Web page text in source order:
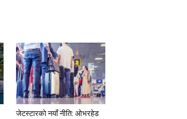
जेटस्टारको नयाँ नीति: ओभरहेड